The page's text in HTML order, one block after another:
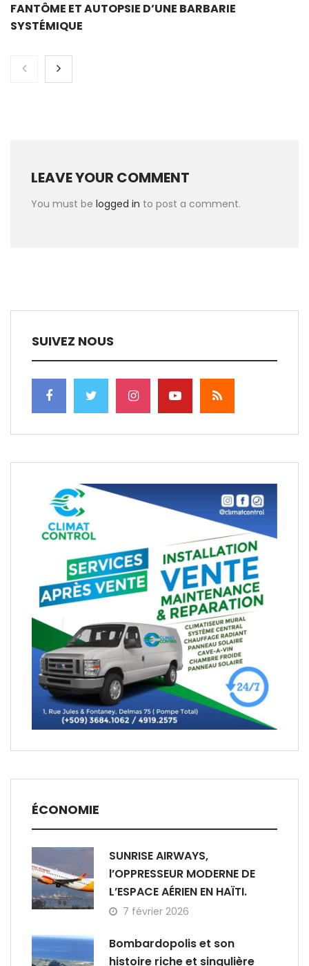
FANTÔME ET AUTOPSIE D’UNE BARBARIE
SYSTÉMIQUE
LEAVE YOUR COMMENT
You must be logged in to post a comment.
SUIVEZ NOUS
ÉCONOMIE
SUNRISE AIRWAYS,
l’OPPRESSEUR MODERNE DE
L’ESPACE AÉRIEN EN HAÏTI.
7 février 2026
Bombardopolis et son
histoire riche et singulière